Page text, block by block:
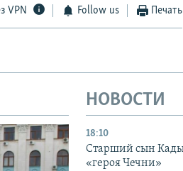
VPN Follow us Печать
НОВОСТИ
18:10
Старший сын
«героя Чечни»